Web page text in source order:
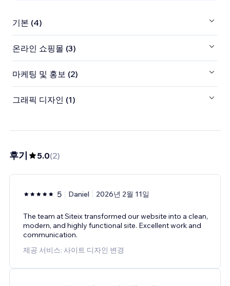
기본 (4)
온라인 쇼핑몰 (3)
마케팅 및 홍보 (2)
그래픽 디자인 (1)
후기 5.0(2)
5 Daniel 2026년 2월 11일
The team at Siteix transformed our website into a clean,
modern, and highly functional site. Excellent work and
communication.
제공 서비스: 사이트 디자인 변경